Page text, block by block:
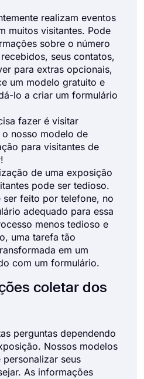
realizam eventos
muitos visitantes. Pode
sobre o número
seus contatos,
para extras opcionais,
um modelo gratuito e
lo a criar um formulário
fazer é visitar
nosso modelo de
para visitantes de
de uma exposição
pode ser tedioso.
ser feito por telefone, no
adequado para essa
menos tedioso e
uma tarefa tão
em um
com um formulário.
coletar dos
perguntas dependendo
Nossos modelos
seus
As informações